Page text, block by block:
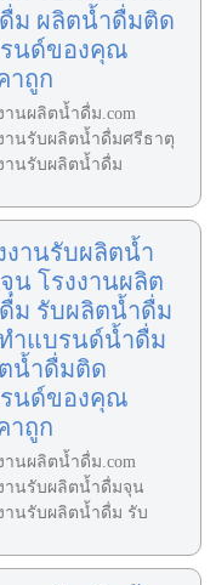
ม ผลิตน้ำดื่มติด
นด์ของคุณ
าถูก
านผลิตน้ำดื่ม.com
านรับผลิตน้ำดื่มศรีธาตุ
านรับผลิตน้ำดื่ม
งานรับผลิตน้ำ
น โรงงานผลิต
ม รับผลิตน้ำดื่ม
ำแบรนด์น้ำดื่ม
น้ำดื่มติด
นด์ของคุณ
าถูก
านผลิตน้ำดื่ม.com
านรับผลิตน้ำดื่มจุน
านรับผลิตน้ำดื่ม รับ